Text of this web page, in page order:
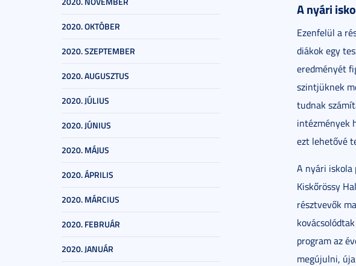
2020. OKTÓBER
2020. SZEPTEMBER
2020. AUGUSZTUS
2020. JÚLIUS
2020. JÚNIUS
2020. MÁJUS
2020. ÁPRILIS
2020. MÁRCIUS
2020. FEBRUÁR
2020. JANUÁR
A nyári
Ezenfelül a
diákok egy
eredményét
szintjüknek
tudnak
intézmények
ezt lehetővé
A nyári iskola
Kiskőrössy
résztvevők
program az
megújulni,